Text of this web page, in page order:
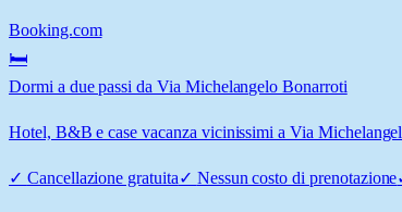
Booking.com
🛏️
Dormi a due passi da Via Michelangelo Bonarroti
Hotel, B&B e case vacanza vicinissimi a Via
✓ Cancellazione gratuita✓ Nessun costo di prenotazione